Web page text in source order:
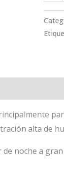
alta de
noche a